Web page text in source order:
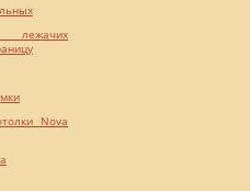
лежачих
Nova